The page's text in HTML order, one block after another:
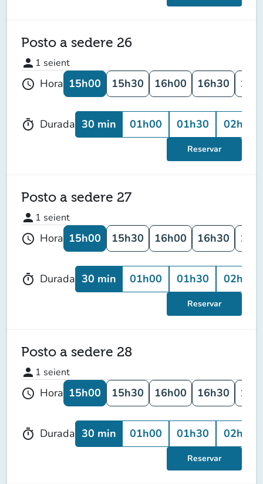
Posto a sedere 26
person 1 seient
schedule Hora 15h00 15h30 16h00 16h30
timer Durada 30 min 01h00 01h30 02h00
Reservar
Posto a sedere 27
person 1 seient
schedule Hora 15h00 15h30 16h00 16h30
timer Durada 30 min 01h00 01h30 02h00
Reservar
Posto a sedere 28
person 1 seient
schedule Hora 15h00 15h30 16h00 16h30
timer Durada 30 min 01h00 01h30 02h00
Reservar